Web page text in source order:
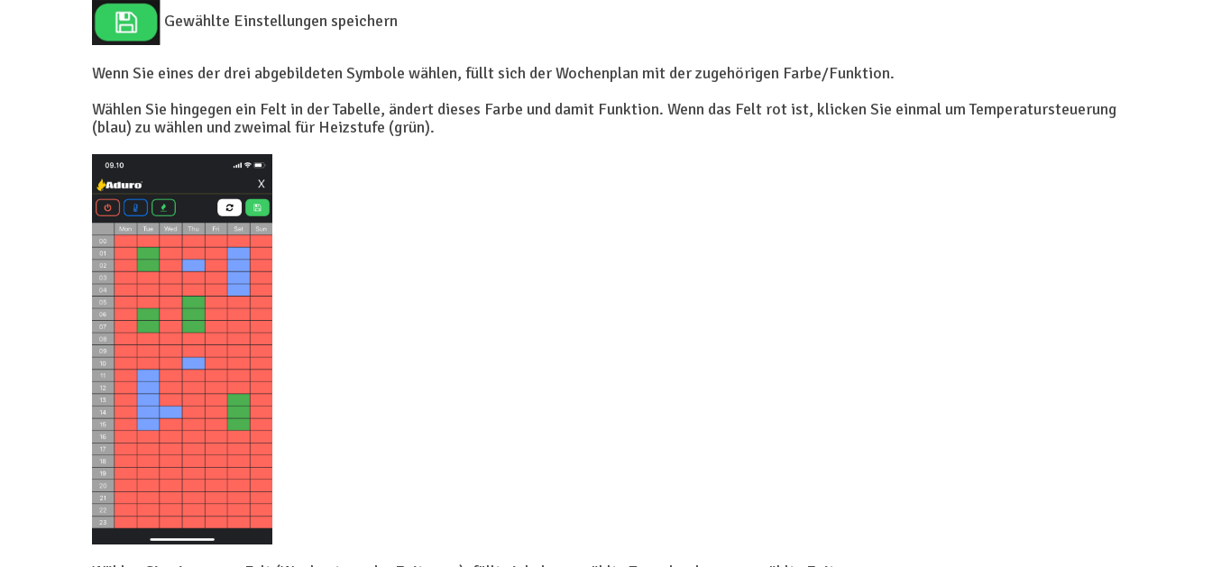
Gewählte Einstellungen speichern
Wenn Sie eines der drei abgebildeten Symbole wählen, füllt sich der Wochenplan mit der zugehörigen Farbe/Funktion.
Wählen Sie hingegen ein Felt in der Tabelle, ändert dieses Farbe und damit Funktion. Wenn das Felt rot ist, klicken Sie einmal um Temperatursteuerung
(blau) zu wählen und zweimal für Heizstufe (grün).